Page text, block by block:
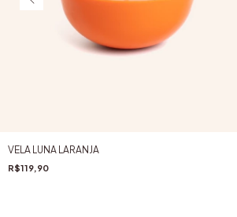
VELA LUNA LARANJA
R$119,90